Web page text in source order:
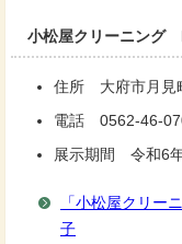
小松屋クリーニン
住所 大府市月見
電話 0562-46-
展示期間 令和6年
「小松屋クリ
子